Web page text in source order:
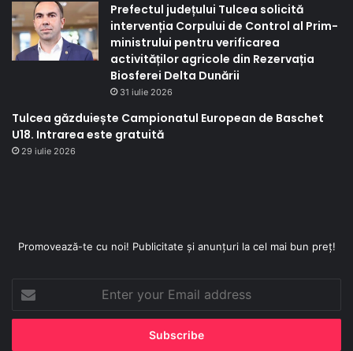
Prefectul județului Tulcea solicită
intervenția Corpului de Control al Prim-
ministrului pentru verificarea
activităților agricole din Rezervația
Biosferei Delta Dunării
31 iulie 2026
Tulcea găzduiește Campionatul European de Baschet
U18. Intrarea este gratuită
29 iulie 2026
Promovează-te cu noi! Publicitate și anunțuri la cel mai bun preț!
your
Email